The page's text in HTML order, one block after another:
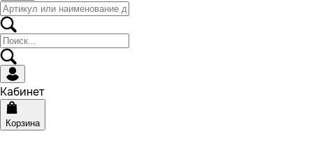
Кабинет
Корзина